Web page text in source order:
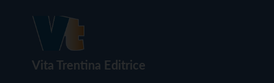
Vita Trentina Editrice